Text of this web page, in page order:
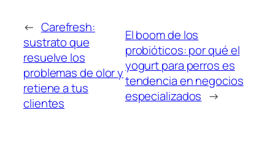
← Carefresh:
sustrato que
resuelve los
problemas de olor y
retiene a tus
clientes
El boom de los
probióticos: por qué el
yogurt para perros es
tendencia en negocios
especializados →